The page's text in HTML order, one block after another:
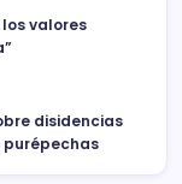
valores
disidencias
purépechas